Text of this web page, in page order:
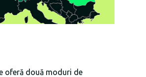
oferă două moduri de